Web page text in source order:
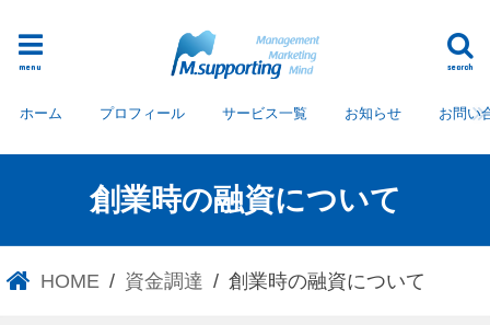
search
menu
ホーム プロフィール サービス一覧 お知らせ お問い
創業時の融資について
HOME 資金調達 創業時の融資について